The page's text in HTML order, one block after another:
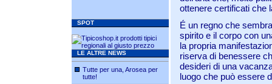
SPOT
LE ALTRE NEWS
Tutte per una, Arosea per
tutte!
ottenere certificati che
É un regno che
spirito e il corpo con
la propria
riserva di benessere
desideri di una
luogo che può essere